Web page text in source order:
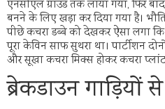
एनसीएल ग्राउंड तक लाया गया, फिर
बनने के लिए खड़ा कर दिया गया है।
पीछे कचरा डब्बे को देखकर ऐसा लगा
पूरा केविन साफ सुथरा था। पार्टीशन
और सूखा कचरा मिक्स होकर कचरा प्लांट
ब्रेकडाउन गाड़ियों